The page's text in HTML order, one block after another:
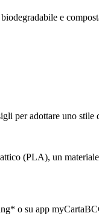
e
per adottare uno
(PLA), un
g* o su app